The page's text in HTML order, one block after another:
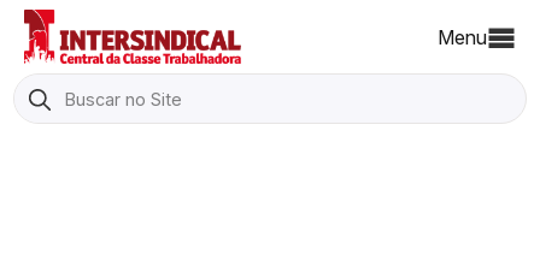
Menu
Search
for: